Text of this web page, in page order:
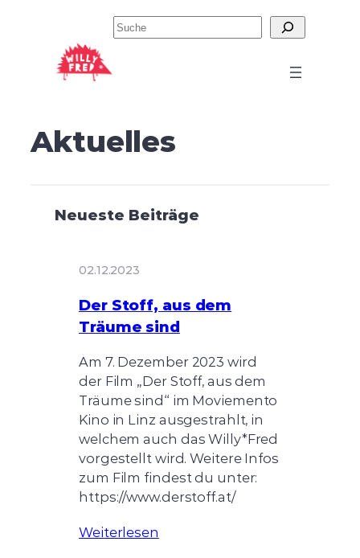
springen
Suchen
Aktuelles
Neueste Beiträge
02.12.2023
Der Stoff, aus dem
Träume sind
Am 7. Dezember 2023 wird
der Film „Der Stoff, aus dem
Träume sind“ im Moviemento
Kino in Linz ausgestrahlt, in
welchem auch das Willy*Fred
vorgestellt wird. Weitere Infos
zum Film findest du unter:
https://www.derstoff.at/
Weiterlesen